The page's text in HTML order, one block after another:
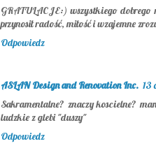
GRATULACJE:) wszystkiego
przynosił radość, miłość i wzajemne
Odpowiedz
ASLAN Design and Renovation Inc. 13
Sakramentalne? znaczy koscielne?
ludzkie z glebi "duszy"
Odpowiedz